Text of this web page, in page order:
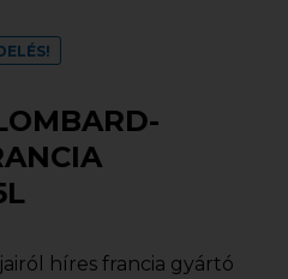
híres francia gyártó